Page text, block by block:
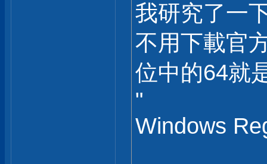
我研究了一
不用下載官
位中的64就
"
Windows